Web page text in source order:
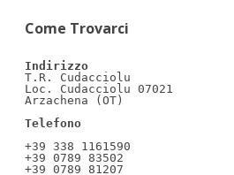
Come Trovarci
Indirizzo
T.R. Cudacciolu
Loc. Cudacciolu 07021
Arzachena (OT)
Telefono
+39 338 1161590
+39 0789 83502
+39 0789 81207